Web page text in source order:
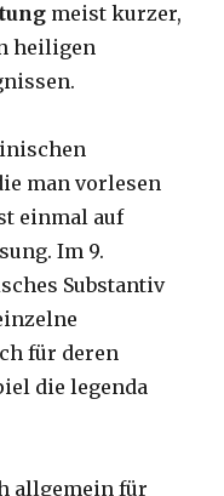
meist kurzer,
heiligen
man vorlesen
einmal auf
Im 9.
Substantiv
für deren
die legenda
allgemein für